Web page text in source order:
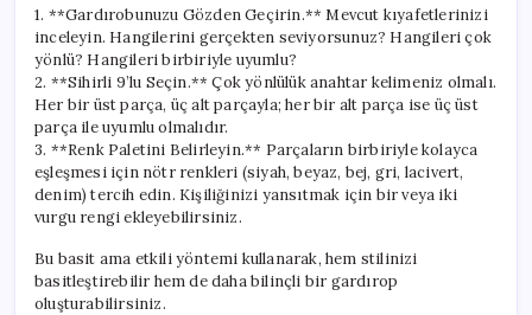
1. **Gardırobunuzu Gözden Geçirin.** Mevcut kıyafetlerinizi
inceleyin. Hangilerini gerçekten seviyorsunuz? Hangileri çok
yönlü? Hangileri birbiriyle uyumlu?
2. **Sihirli 9’lu Seçin.** Çok yönlülük anahtar kelimeniz olmalı.
Her bir üst parça, üç alt parçayla; her bir alt parça ise üç üst
parça ile uyumlu olmalıdır.
3. **Renk Paletini Belirleyin.** Parçaların birbiriyle kolayca
eşleşmesi için nötr renkleri (siyah, beyaz, bej, gri, lacivert,
denim) tercih edin. Kişiliğinizi yansıtmak için bir veya iki
vurgu rengi ekleyebilirsiniz.
Bu basit ama etkili yöntemi kullanarak, hem stilinizi
basitleştirebilir hem de daha bilinçli bir gardırop
oluşturabilirsiniz.